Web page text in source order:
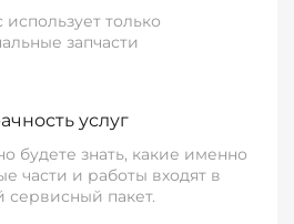
только
запчасти
услуг
будете знать, какие именно
части и работы входят в
сервисный пакет.